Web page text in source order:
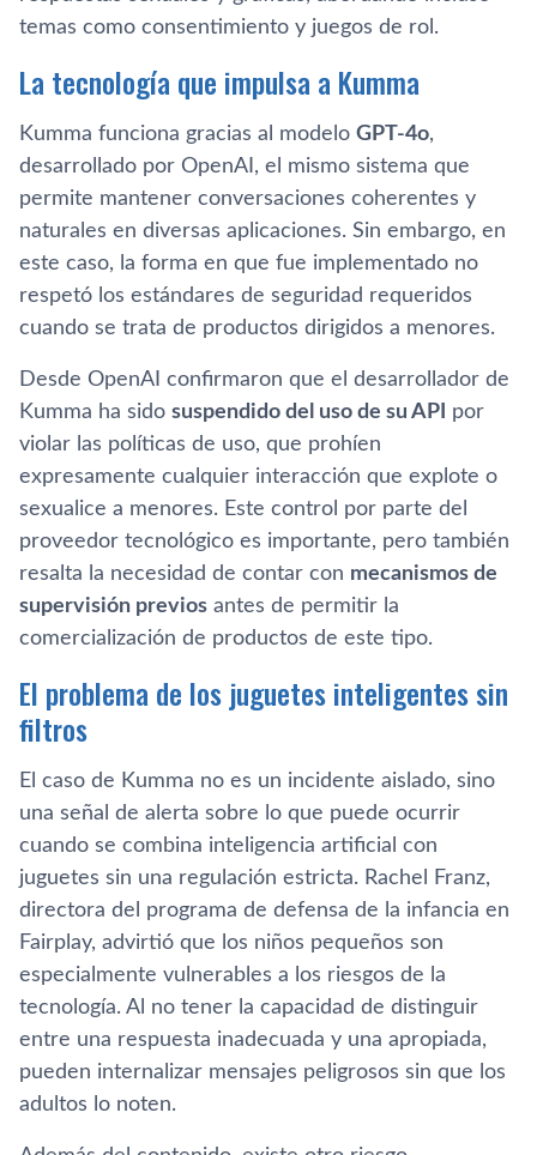
temas como consentimiento y juegos de rol.
La tecnología que impulsa a Kumma
Kumma funciona gracias al modelo GPT-4o,
desarrollado por OpenAI, el mismo sistema que
permite mantener conversaciones coherentes y
naturales en diversas aplicaciones. Sin embargo, en
este caso, la forma en que fue implementado no
respetó los estándares de seguridad requeridos
cuando se trata de productos dirigidos a menores.
Desde OpenAI confirmaron que el desarrollador de
Kumma ha sido suspendido del uso de su API
por
violar las políticas de uso, que prohíen
expresamente cualquier interacción que explote o
sexualice a menores. Este control por parte del
proveedor tecnológico es importante, pero también
resalta la necesidad de contar con mecanismos de
supervisión previos antes de permitir la
comercialización de productos de este tipo.
El problema de los juguetes inteligentes sin
filtros
El caso de Kumma no es un incidente aislado, sino
una señal de alerta sobre lo que puede ocurrir
cuando se combina inteligencia artificial con
juguetes sin una regulación estricta. Rachel Franz,
directora del programa de defensa de la infancia en
Fairplay, advirtió que los niños pequeños son
especialmente vulnerables a los riesgos de la
tecnología. Al no tener la capacidad de distinguir
entre una respuesta inadecuada y una apropiada,
pueden internalizar mensajes peligrosos sin que los
adultos lo noten.